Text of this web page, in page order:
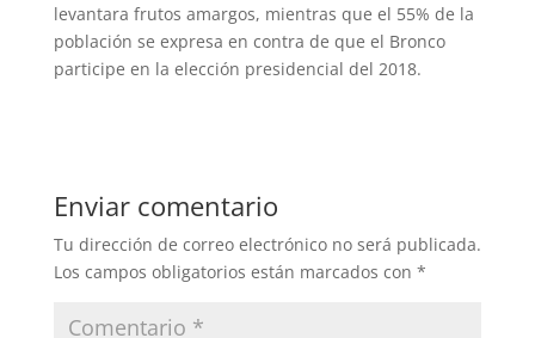
levantara frutos amargos, mientras que el 55% de la
población se expresa en contra de que el Bronco
participe en la elección presidencial del 2018.
Enviar comentario
Tu dirección de correo electrónico no será publicada.
Los campos obligatorios están marcados con *